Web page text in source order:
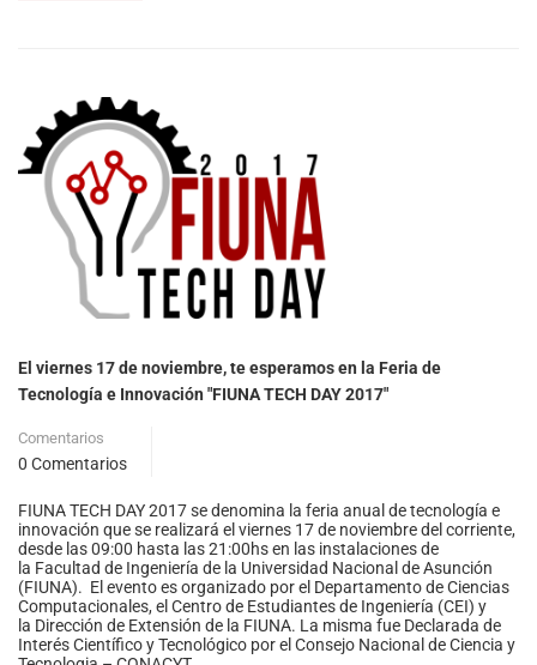
El viernes 17 de noviembre, te esperamos en la Feria de
Tecnología e Innovación "FIUNA TECH DAY 2017"
Comentarios
0 Comentarios
FIUNA TECH DAY 2017 se denomina la feria anual de tecnología e
innovación que se realizará el viernes 17 de noviembre del corriente,
desde las 09:00 hasta las 21:00hs en las instalaciones de
la Facultad de Ingeniería de la Universidad Nacional de Asunción
(FIUNA). El evento es organizado por el Departamento de Ciencias
Computacionales, el Centro de Estudiantes de Ingeniería (CEI) y
la Dirección de Extensión de la FIUNA. La misma fue Declarada de
Interés Científico y Tecnológico por el Consejo Nacional de Ciencia y